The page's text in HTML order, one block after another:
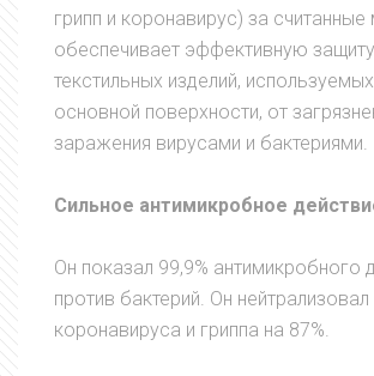
грипп и коронавирус) за считанные
обеспечивает эффективную защиту
текстильных изделий,
основной поверхности, от
заражения вирусами и бактериями.
Сильное антимикробное
Он показал 99,9% антимикробного
против бактерий. Он
коронавируса и гриппа на 87%.